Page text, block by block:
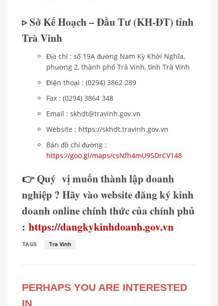
▹ Sở Kế Hoạch – Đầu Tư (KH-ĐT) tỉnh
Trà Vinh
Địa chỉ : số 19A đường Nam Kỳ Khởi Nghĩa,
phường 2, thành phố Trà Vinh, tỉnh Trà Vinh
Điện thoại : (0294) 3862 289
Fax : (0294) 3864 348
Email : skhdt@travinh.gov.vn
Website : https://skhdt.travinh.gov.vn
Bản đồ chỉ đường :
https://goo.gl/maps/csNfh4mU9SDrCV148
👉 Quý vị muốn thành lập doanh
nghiệp ? Hãy vào website đăng ký kinh
doanh online chính thức của chính phủ
: https://dangkykinhdoanh.gov.vn
TAGS Tra Vinh
PERHAPS YOU ARE INTERESTED
IN